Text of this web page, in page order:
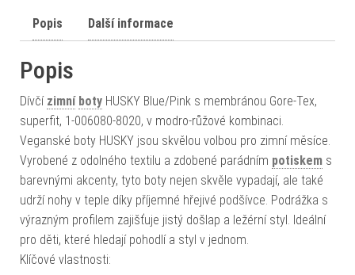
Popis Další informace
Popis
Dívčí zimní boty HUSKY Blue/Pink s membránou Gore-Tex,
superfit, 1-006080-8020, v modro-růžové kombinaci.
Veganské boty HUSKY jsou skvělou volbou pro zimní měsíce.
Vyrobené z odolného textilu a zdobené parádním potiskem s
barevnými akcenty, tyto boty nejen skvěle vypadají, ale také
udrží nohy v teple díky příjemné hřejivé podšívce. Podrážka s
výrazným profilem zajišťuje jistý došlap a ležérní styl. Ideální
pro děti, které hledají pohodlí a styl v jednom.
Klíčové vlastnosti: